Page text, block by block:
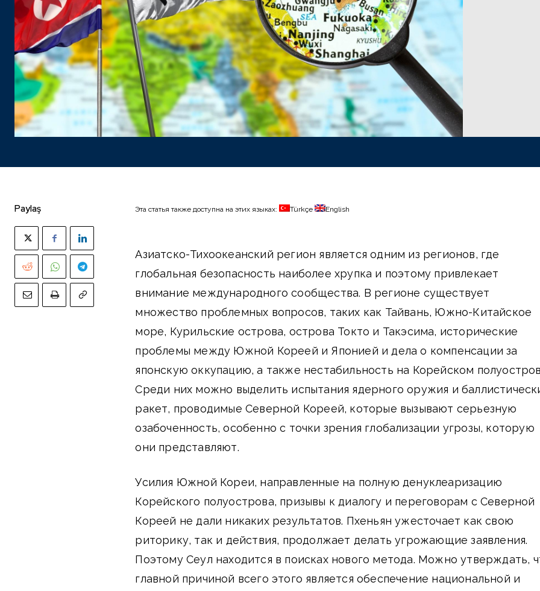
Paylaş Эта статья также доступна на этих языках: Türkçe English
Азиатско-Тихоокеанский регион является одним из регионов, где
глобальная безопасность наиболее хрупка и поэтому привлекает
внимание международного сообщества. В регионе существует
множество проблемных вопросов, таких как Тайвань, Южно-Китайское
море, Курильские острова, острова Токто и Такэсима, исторические
проблемы между Южной Кореей и Японией и дела о компенсации за
японскую оккупацию, а также нестабильность на Корейском
Среди них можно выделить испытания ядерного оружия и
ракет, проводимые Северной Кореей, которые вызывают серьезную
озабоченность, особенно с точки зрения глобализации угрозы, которую
они представляют.
Усилия Южной Кореи, направленные на полную денуклеаризацию
Корейского полуострова, призывы к диалогу и переговорам с Северной
Кореей не дали никаких результатов. Пхеньян ужесточает как свою
риторику, так и действия, продолжает делать угрожающие заявления.
Поэтому Сеул находится в поисках нового метода. Можно утверждать,
главной причиной всего этого является обеспечение национальной и